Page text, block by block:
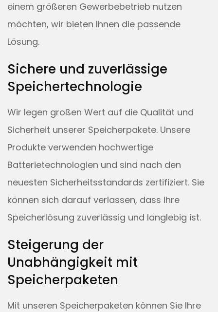
einem größeren Gewerbebetrieb nutzen
möchten, wir bieten Ihnen die passende
Lösung.
Sichere und zuverlässige
Speichertechnologie
Wir legen großen Wert auf die Qualität und
Sicherheit unserer Speicherpakete. Unsere
Produkte verwenden hochwertige
Batterietechnologien und sind nach den
neuesten Sicherheitsstandards zertifiziert. Sie
können sich darauf verlassen, dass Ihre
Speicherlösung zuverlässig und langlebig ist.
Steigerung der
Unabhängigkeit mit
Speicherpaketen
Mit unseren Speicherpaketen können Sie Ihre